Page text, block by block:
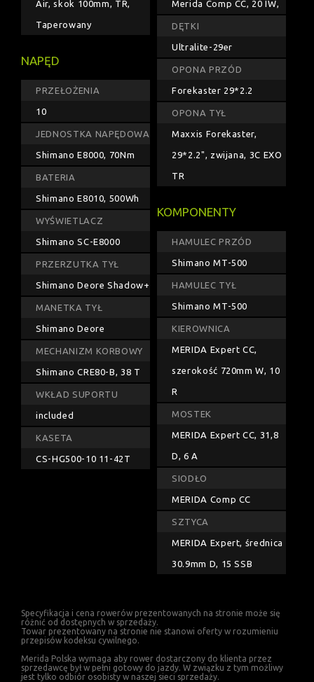
Air, skok 100mm, TR,
Taperowany
NAPĘD
PRZEŁOŻENIA
10
JEDNOSTKA NAPĘDOWA
Shimano E8000, 70Nm
BATERIA
Shimano E8010, 500Wh
WYŚWIETLACZ
Shimano SC-E8000
PRZERZUTKA TYŁ
Shimano Deore Shadow+
MANETKA TYŁ
Shimano Deore
MECHANIZM KORBOWY
Shimano CRE80-B, 38 T
WKŁAD SUPORTU
included
KASETA
CS-HG500-10 11-42T
Merida Comp CC, 20 IW,
DĘTKI
Ultralite-29er
OPONA PRZÓD
Forekaster 29*2.2
OPONA TYŁ
Maxxis Forekaster,
29*2.2", zwijana, 3C EXO
TR
KOMPONENTY
HAMULEC PRZÓD
Shimano MT-500
HAMULEC TYŁ
Shimano MT-500
KIEROWNICA
MERIDA Expert CC,
szerokość 720mm W, 10
R
MOSTEK
MERIDA Expert CC, 31,8
D, 6 A
SIODŁO
MERIDA Comp CC
SZTYCA
MERIDA Expert, średnica
30.9mm D, 15 SSB
Specyfikacja i cena rowerów prezentowanych na stronie może się
różnić od dostępnych w sprzedaży.
Towar prezentowany na stronie nie stanowi oferty w rozumieniu
przepisów kodeksu cywilnego.
Merida Polska wymaga aby rower dostarczony do klienta przez
sprzedawcę był w pełni gotowy do jazdy. W związku z tym możliwy
jest tylko odbiór osobisty w naszej sieci sprzedaży.